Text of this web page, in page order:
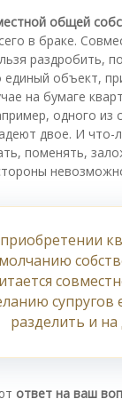
общей
в браке.
раздробить,
единый объект,
на бумаге
одного из
двое. И что-
поменять,
супругов
разделить и на
ответ на ваш